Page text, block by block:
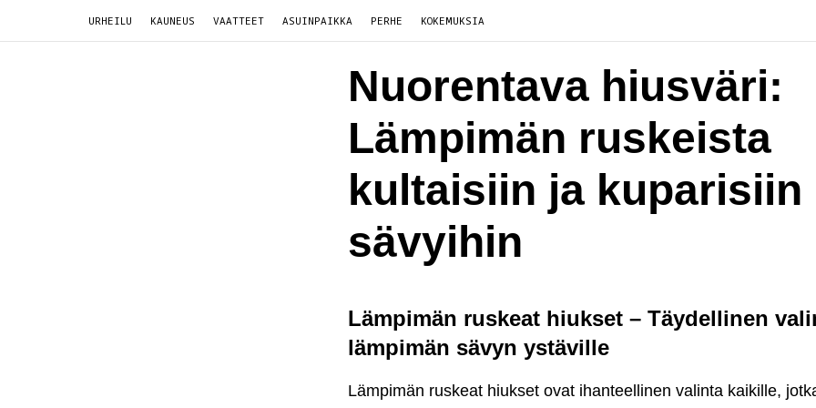
URHEILU KAUNEUS VAATTEET ASUINPAIKKA PERHE KOKEMUKSIA
Nuorentava hiusväri:
Lämpimän ruskeista
kultaisiin ja kuparisiin
sävyihin
Lämpimän ruskeat hiukset – Täydellinen
lämpimän sävyn ystäville
Lämpimän ruskeat hiukset ovat ihanteellinen valinta kaikille,